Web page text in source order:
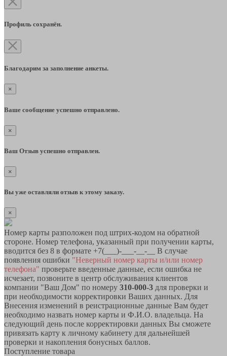
Профиль сохранён.
Благодарим за заполнение анкеты.
×
Ваше сообщение успешно отправлено.
×
Ваш Отзыв успешно отправлен.
×
Вы уже оставляли отзыв к этому заказу.
×
Номер карты разположен под штрих-кодом на обратной
стороне. Номер телефона, указанный при получении карты,
вводится без 8 в формате +7(___)-___-__-__ В случае
появления ошибки "Неверный номер карты и/или номер
телефона" проверьте введенные данные, если ошибка не
исчезает, позвоните в центр обслуживания клиентов
компании "Ваш Дом" по номеру 310-000-3 для проверки и
при необходимости корректировки Ваших данных. Для
Внесения изменений в реистрационные данные Вам будет
необходимо назвать номер карты и Ф.И.О. владельца. На
следующий день после корректировки данных Вы сможете
привязать карту к личному кабинету для дальнейшей
проверки и накопления бонусных баллов.
Поступление товара